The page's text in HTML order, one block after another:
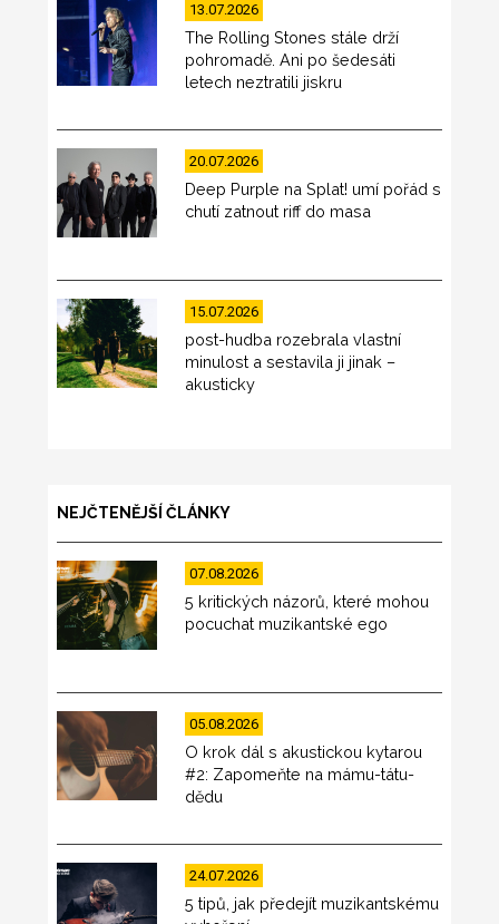
13.07.2026
The Rolling Stones stále drží
pohromadě. Ani po šedesáti
letech neztratili jiskru
20.07.2026
Deep Purple na Splat! umí pořád s
chutí zatnout riff do masa
15.07.2026
post-hudba rozebrala vlastní
minulost a sestavila ji jinak –
akusticky
NEJČTENĚJŠÍ ČLÁNKY
07.08.2026
5 kritických názorů, které mohou
pocuchat muzikantské ego
05.08.2026
O krok dál s akustickou kytarou
#2: Zapomeňte na mámu-tátu-
dědu
24.07.2026
5 tipů, jak předejít muzikantskému